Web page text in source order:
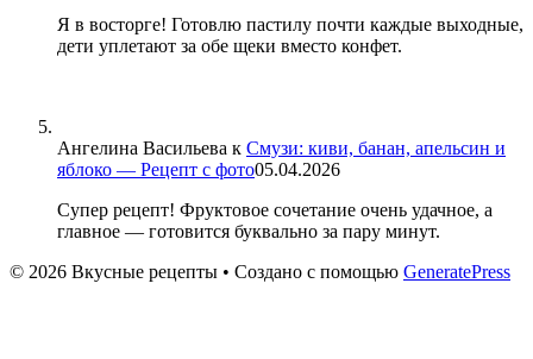
Я в восторге! Готовлю пастилу почти каждые выходные,
дети уплетают за обе щеки вместо конфет.
Ангелина Васильева к Смузи: киви, банан, апельсин и
яблоко — Рецепт с фото05.04.2026
Супер рецепт! Фруктовое сочетание очень удачное, а
главное — готовится буквально за пару минут.
© 2026 Вкусные рецепты • Создано с помощью GeneratePress